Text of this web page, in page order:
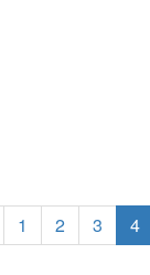
1 2 3 4